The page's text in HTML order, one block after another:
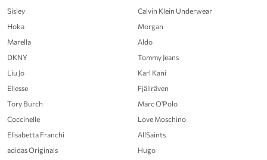
Sisley
Hoka
Marella
DKNY
Liu Jo
Ellesse
Tory Burch
Coccinelle
Elisabetta Franchi
adidas Originals
Calvin Klein Underwear
Morgan
Aldo
Tommy Jeans
Karl Kani
Fjällräven
Marc O'Polo
Love Moschino
AllSaints
Hugo